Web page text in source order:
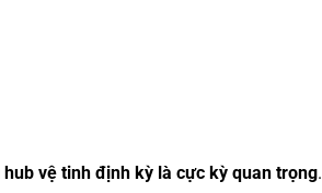
vệ tinh định kỳ là cực kỳ quan trọng.